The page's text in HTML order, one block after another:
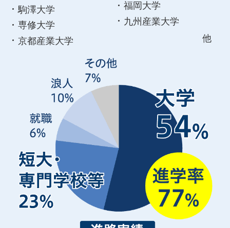
駒澤大学
専修大学
京都産業大学
福岡大学
九州産業大学
他